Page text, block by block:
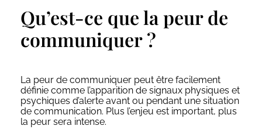
Qu’est-ce que la peur de
communiquer ?
La peur de communiquer peut être facilement
définie comme l’apparition de signaux physiques et
psychiques d’alerte avant ou pendant une situation
de communication. Plus l’enjeu est important, plus
la peur sera intense.